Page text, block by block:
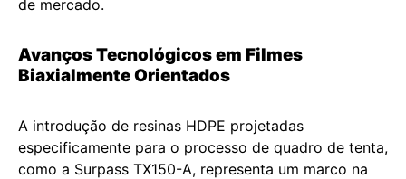
de mercado.
Avanços Tecnológicos em Filmes
Biaxialmente Orientados
A introdução de resinas HDPE projetadas
especificamente para o processo de quadro de tenta,
como a Surpass TX150-A, representa um marco na